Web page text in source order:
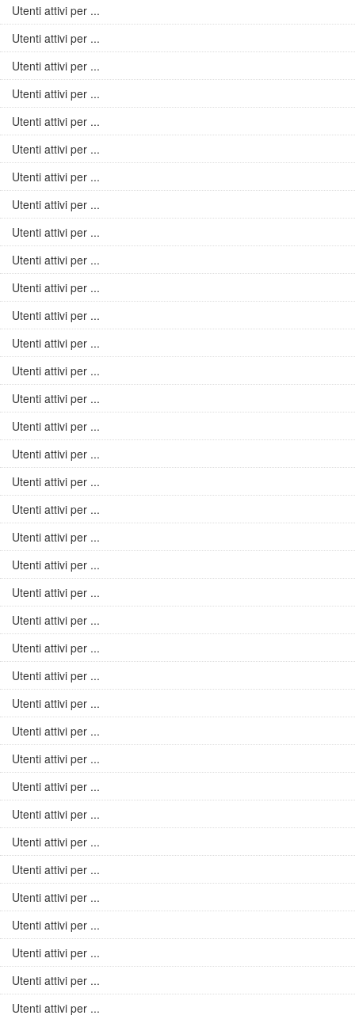
Utenti attivi per ...
Utenti attivi per ...
Utenti attivi per ...
Utenti attivi per ...
Utenti attivi per ...
Utenti attivi per ...
Utenti attivi per ...
Utenti attivi per ...
Utenti attivi per ...
Utenti attivi per ...
Utenti attivi per ...
Utenti attivi per ...
Utenti attivi per ...
Utenti attivi per ...
Utenti attivi per ...
Utenti attivi per ...
Utenti attivi per ...
Utenti attivi per ...
Utenti attivi per ...
Utenti attivi per ...
Utenti attivi per ...
Utenti attivi per ...
Utenti attivi per ...
Utenti attivi per ...
Utenti attivi per ...
Utenti attivi per ...
Utenti attivi per ...
Utenti attivi per ...
Utenti attivi per ...
Utenti attivi per ...
Utenti attivi per ...
Utenti attivi per ...
Utenti attivi per ...
Utenti attivi per ...
Utenti attivi per ...
Utenti attivi per ...
Utenti attivi per ...